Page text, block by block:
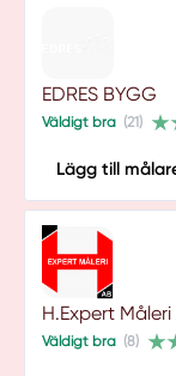
EDRES BYGG
Väldigt bra (21)
Lägg till
H.Expert Måleri
Väldigt bra (8)